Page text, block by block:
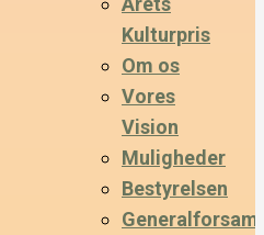
Kulturpris
Om os
Vores
Vision
Muligheder
Bestyrelsen